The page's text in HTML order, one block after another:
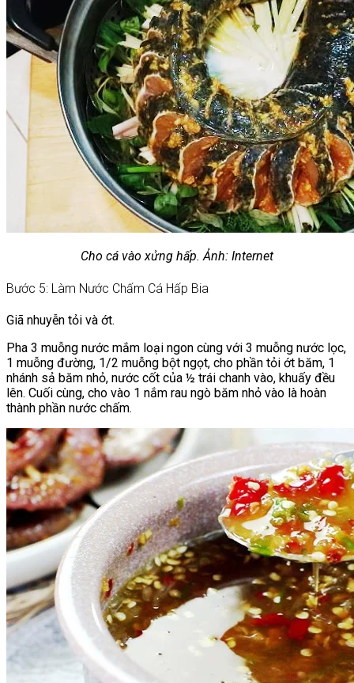
Cho cá vào xửng hấp. Ảnh: Internet
Bước 5: Làm Nước Chấm Cá Hấp Bia
Giã nhuyễn tỏi và ớt.
Pha 3 muỗng nước mắm loại ngon cùng với 3 muỗng nước lọc,
1 muỗng đường, 1/2 muỗng bột ngọt, cho phần tỏi ớt băm, 1
nhánh sả băm nhỏ, nước cốt của ½ trái chanh vào, khuấy đều
lên. Cuối cùng, cho vào 1 nắm rau ngò băm nhỏ vào là hoàn
thành phần nước chấm.